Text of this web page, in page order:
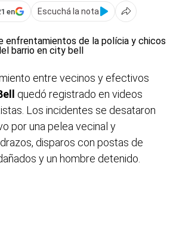
en
Escuchá la nota
entre vecinos y efectivos
quedó registrado en videos
Los incidentes se desataron
por una pelea vecinal y
disparos con postas de
y un hombre detenido.